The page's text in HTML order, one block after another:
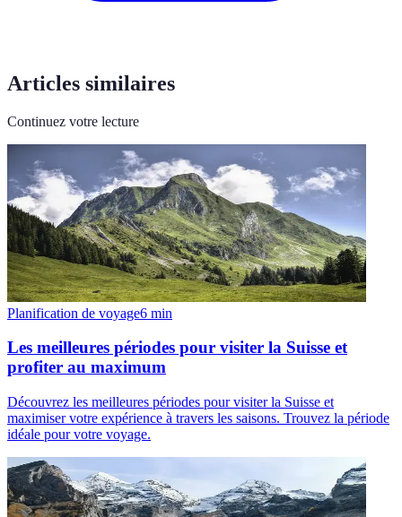
Articles similaires
Continuez votre lecture
Planification de voyage6 min
Les meilleures périodes pour visiter la Suisse et
profiter au maximum
Découvrez les meilleures périodes pour visiter la Suisse et
maximiser votre expérience à travers les saisons. Trouvez la période
idéale pour votre voyage.